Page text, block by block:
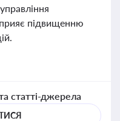
підвищенню
статті-джерела